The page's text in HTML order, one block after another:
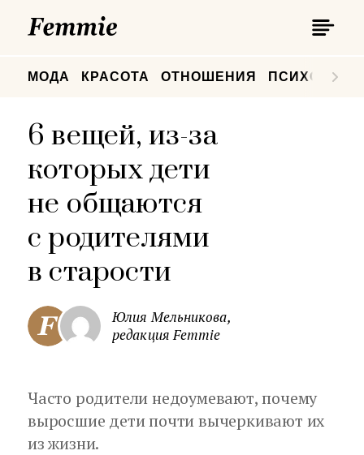
МОДА КРАСОТА ОТНОШЕНИЯ
6 вещей, из-за
которых дети
не общаются
с родителями
в старости
Юлия Мельникова,
редакция Femmie
Часто родители недоумевают, почему
выросшие дети почти вычеркивают их
из жизни.